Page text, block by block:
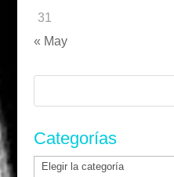
31
« May
Categorías
Categorías